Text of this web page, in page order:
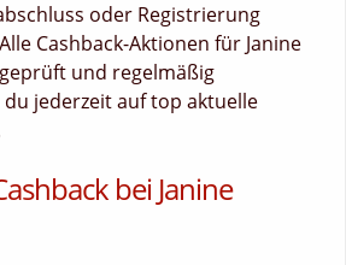
oder Registrierung
Cashback-Aktionen für Janine
und regelmäßig
jederzeit auf top aktuelle
bei Janine